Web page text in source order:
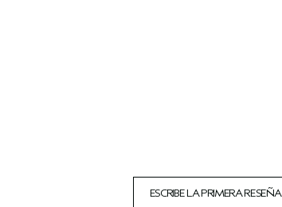
ESCRIBE LA PRIMERA RESEÑA